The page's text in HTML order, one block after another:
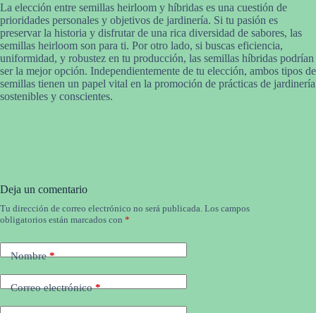
La elección entre semillas heirloom y híbridas es una cuestión de
prioridades personales y objetivos de jardinería. Si tu pasión es
preservar la historia y disfrutar de una rica diversidad de sabores, las
semillas heirloom son para ti. Por otro lado, si buscas eficiencia,
uniformidad, y robustez en tu producción, las semillas híbridas podrían
ser la mejor opción. Independientemente de tu elección, ambos tipos de
semillas tienen un papel vital en la promoción de prácticas de jardinería
sostenibles y conscientes.
Deja un comentario
Tu dirección de correo electrónico no será publicada. Los campos
obligatorios están marcados con *
Nombre*
Correo electrónico*